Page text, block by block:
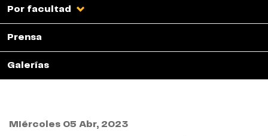
Por facultad
Prensa
Galerías
Miércoles 05 Abr, 2023